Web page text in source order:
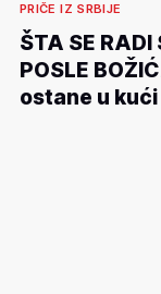
PRIČE IZ SRBIJE
ŠTA SE
POSLE
ostane u